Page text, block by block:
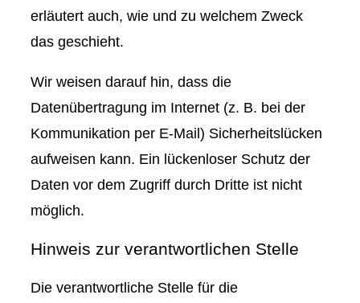
erläutert auch, wie und zu welchem Zweck
das geschieht.
Wir weisen darauf hin, dass die
Datenübertragung im Internet (z. B. bei der
Kommunikation per E-Mail) Sicherheitslücken
aufweisen kann. Ein lückenloser Schutz der
Daten vor dem Zugriff durch Dritte ist nicht
möglich.
Hinweis zur verantwortlichen Stelle
Die verantwortliche Stelle für die